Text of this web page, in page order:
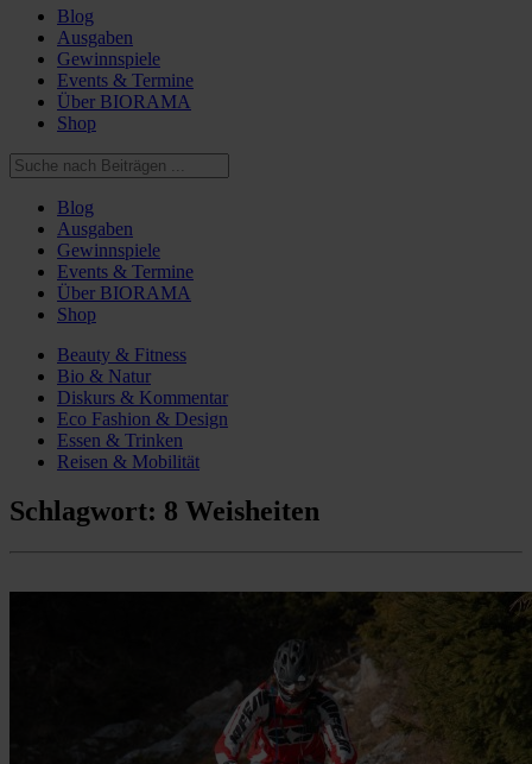
Blog
Ausgaben
Gewinnspiele
Events & Termine
Über BIORAMA
Shop
Blog
Ausgaben
Gewinnspiele
Events & Termine
Über BIORAMA
Shop
Beauty & Fitness
Bio & Natur
Diskurs & Kommentar
Eco Fashion & Design
Essen & Trinken
Reisen & Mobilität
Schlagwort: 8 Weisheiten